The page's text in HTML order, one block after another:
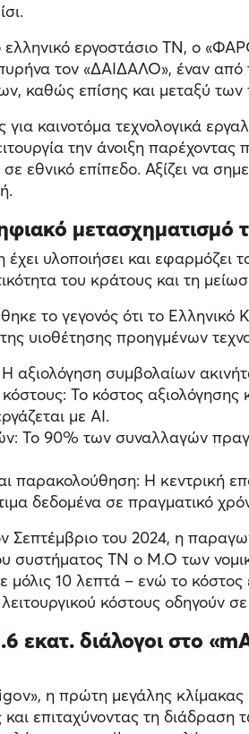
ελληνικό εργοστάσιο ΤΝ, ο
τον «ΔΑΙΔΑΛΟ», έναν
καθώς επίσης και μεταξύ
για καινοτόμα τεχνολογικά
την άνοιξη
σε εθνικό επίπεδο. Αξίζει να
μετασχηματισμό
υλοποιήσει και εφαρμόζει
του κράτους και τη
το γεγονός ότι το
υιοθέτησης προηγμένων
Η αξιολόγηση συμβολαίων
Το κόστος
με AI.
Το 90% των συναλλαγών
παρακολούθηση: Η κεντρική
δεδομένα σε πραγματικό
Σεπτέμβριο του 2024, η
συστήματος ΤΝ ο Μ.Ο των
10 λεπτά – ενώ το
κόστους
εκατ. διάλογοι στο
η πρώτη μεγάλης κλίμακας
επιταχύνοντας τη διάδραση